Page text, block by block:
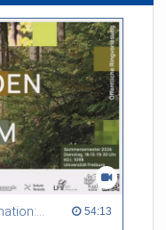
Between tradition and transformation: how owners, advisers and institutions co-create knowledge for resilient forests in Europe 54:13